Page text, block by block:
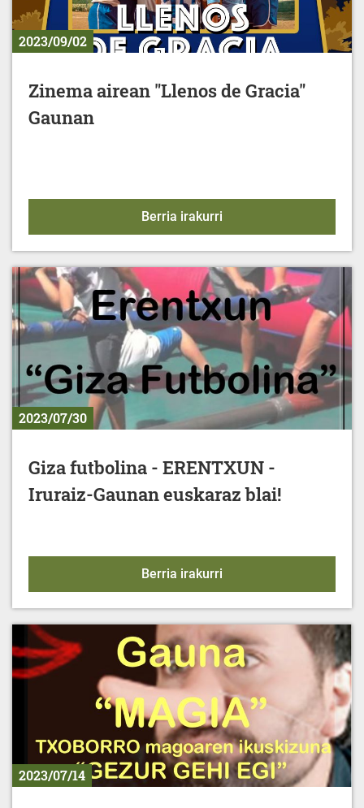
2023/09/02
Zinema airean "Llenos de Gracia"
Gaunan
Berria irakurri
2023/07/30
Giza futbolina - ERENTXUN -
Iruraiz-Gaunan euskaraz blai!
Berria irakurri
2023/07/14